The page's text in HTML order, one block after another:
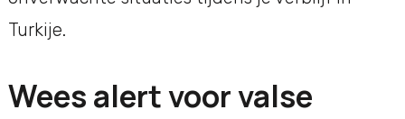
Turkije.
Wees alert voor valse